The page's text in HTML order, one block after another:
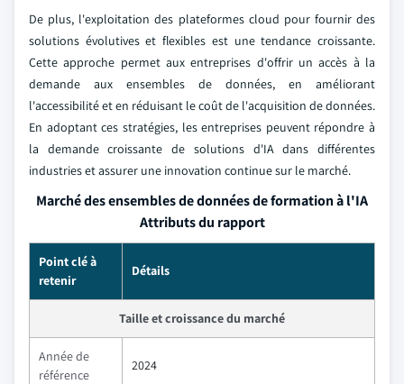
De plus, l'exploitation des plateformes cloud pour fournir des
solutions évolutives et flexibles est une tendance croissante.
Cette approche permet aux entreprises d'offrir un accès à la
demande aux ensembles de données, en améliorant
l'accessibilité et en réduisant le coût de l'acquisition de données.
En adoptant ces stratégies, les entreprises peuvent répondre à
la demande croissante de solutions d'IA dans différentes
industries et assurer une innovation continue sur le marché.
Marché des ensembles de données de formation à l'IA
Attributs du rapport
Point clé à
retenir
Détails
Taille et croissance du marché
Année de
référence
2024